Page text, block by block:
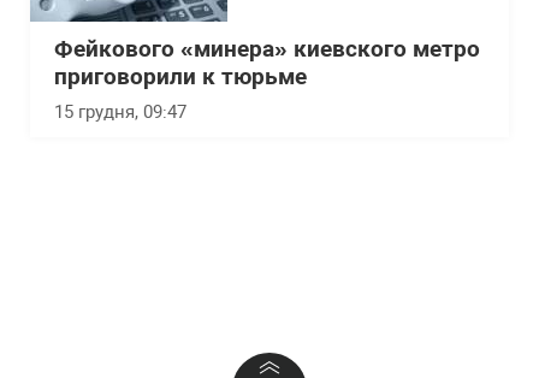
Фейкового «минера» киевского метро
приговорили к тюрьме
15 грудня, 09:47